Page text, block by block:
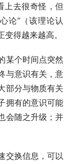
上去很奇怪，但
论”（该理论认
得越来越高。
个时间点突然
与意识有关，意
部分与物质有关
拥有的意识可能
会随之升级；并
换信息，可以